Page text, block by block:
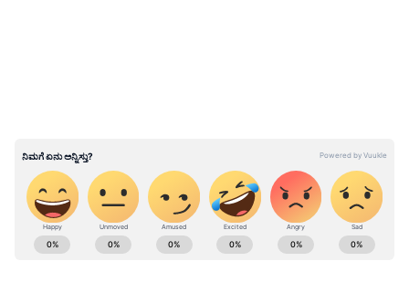
ಅಬ್ಬಬ್ಬಾ!ಎರಡು ವಿಡಿಯೋ ಮಾಡಲು ಊರಾಚೆ 11 ಬಟ್ಟೆ
ಬದಲಾಯಿಸಿದ ಅನುಪಮಾ ಗೌಡ
ABOUT THE AUTHOR